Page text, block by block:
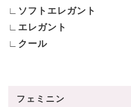
∟ソフトエレガント
∟エレガント
∟クール
フェミニン